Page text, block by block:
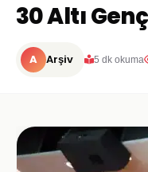
30 Altı
A Arşiv 5 dk okuma